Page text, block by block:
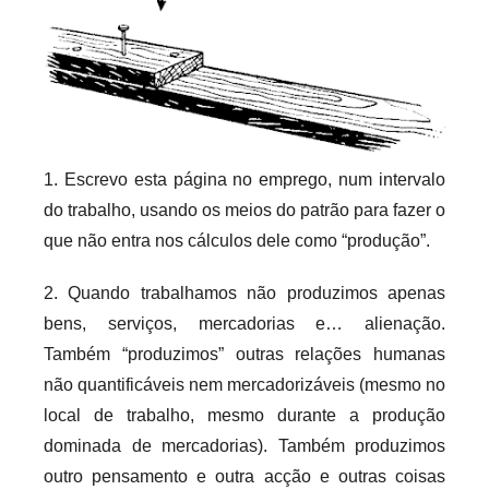
i
n
f
e
x
i
e
i
s
1. Escrevo esta página no emprego, num intervalo
do trabalho, usando os meios do patrão para fazer o
que não entra nos cálculos dele como “produção”.
2. Quando trabalhamos não produzimos apenas
bens, serviços, mercadorias e… alienação.
Também “produzimos” outras relações humanas
não quantificáveis nem mercadorizáveis (mesmo no
local de trabalho, mesmo durante a produção
dominada de mercadorias). Também produzimos
outro pensamento e outra acção e outras coisas